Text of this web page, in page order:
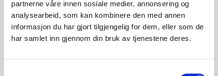
partnerne våre innen sosiale medier, annonsering og
analysearbeid, som kan kombinere den med annen
informasjon du har gjort tilgjengelig for dem, eller som de
har samlet inn gjennom din bruk av tjenestene deres.
ei ny høyring med moglegheit for å gi innspel til det
Statnett søkjer om. NVE vil basert på høyringa og eigne